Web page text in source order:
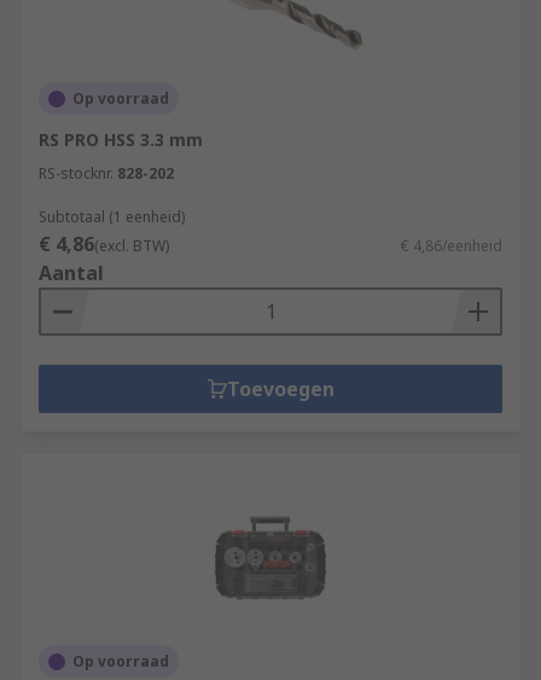
Op voorraad
RS PRO HSS 3.3 mm
RS-stocknr. 828-202
Subtotaal (1 eenheid)
€ 4,86(excl. BTW) € 4,86/eenheid
Aantal
Toevoegen
Op voorraad